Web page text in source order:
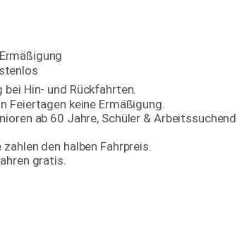
Hin- und Rückfahrten.
Feiertagen keine Ermäßigung.
ab 60 Jahre, Schüler &
den halben Fahrpreis.
gratis.